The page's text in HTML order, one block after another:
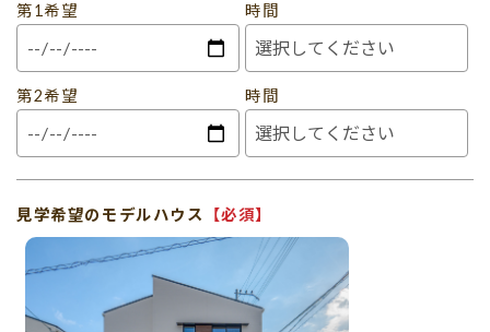
第1希望
時間
第2希望 時間
見学希望のモデルハウス 【必須】